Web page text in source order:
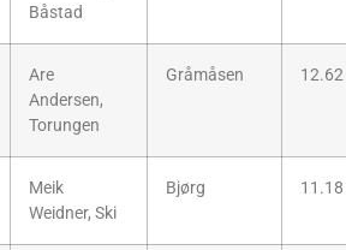
Båstad
Are
Andersen,
Torungen
Gråmåsen 12.62
Meik
Weidner, Ski
Bjørg 11.18